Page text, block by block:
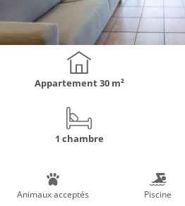
Appartement30 m²
1 chambre
Animaux acceptés Piscine